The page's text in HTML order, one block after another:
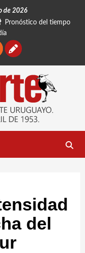
de 2026
Pronóstico del tiempo
Contáctanos
del